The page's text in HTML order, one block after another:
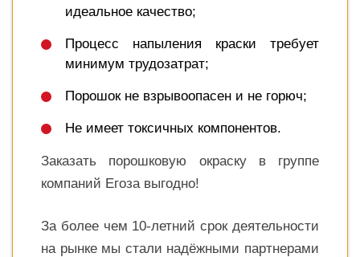
идеальное качество;
Процесс напыления краски требует
минимум трудозатрат;
Порошок не взрывоопасен и не горюч;
Не имеет токсичных компонентов.
Заказать порошковую окраску в группе
компаний Егоза выгодно!
За более чем 10-летний срок деятельности
на рынке мы стали надёжными партнерами